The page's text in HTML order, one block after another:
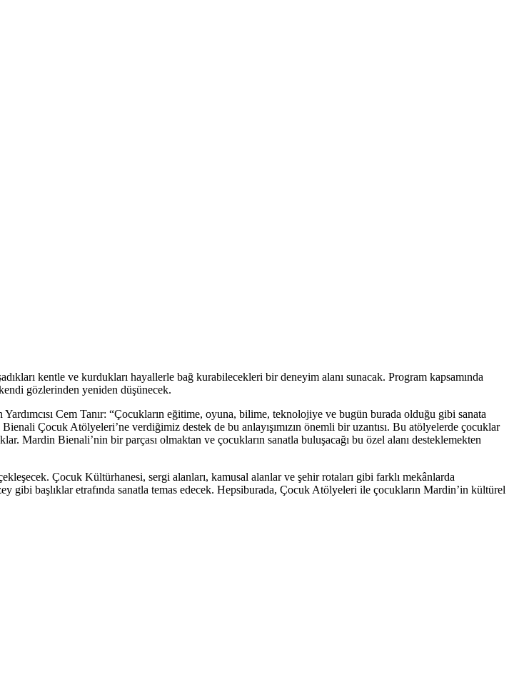
kentle ve kurdukları hayallerle bağ kurabilecekleri bir deneyim alanı sunacak. Program kapsamında
gözlerinden yeniden düşünecek.
Cem Tanır: “Çocukların eğitime, oyuna, bilime, teknolojiye ve bugün burada olduğu gibi sanata
Çocuk Atölyeleri’ne verdiğimiz destek de bu anlayışımızın önemli bir uzantısı. Bu atölyelerde çocuklar
Mardin Bienali’nin bir parçası olmaktan ve çocukların sanatla buluşacağı bu özel alanı desteklemekten
Çocuk Kültürhanesi, sergi alanları, kamusal alanlar ve şehir rotaları gibi farklı mekânlarda
başlıklar etrafında sanatla temas edecek. Hepsiburada, Çocuk Atölyeleri ile çocukların Mardin’in kültürel